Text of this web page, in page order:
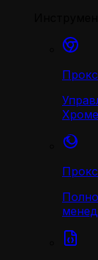
Хроме